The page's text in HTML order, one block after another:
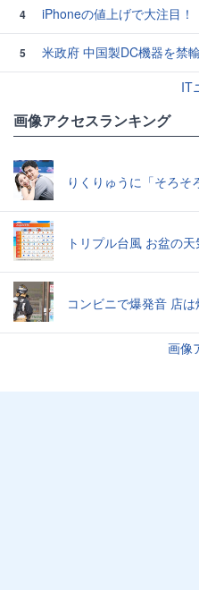
4 iPhoneの値上げで大注目！ 絶対に
5
米政府 中国製DC機器を禁
IT
画像アクセスランキング
りくりゅうに「そろそ
トリプル台風 お盆の
コンビニで爆発音 店
画像